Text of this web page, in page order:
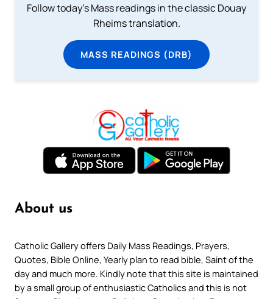
Follow today's Mass readings in the classic Douay
Rheims translation.
MASS READINGS (DRB)
About us
Catholic Gallery offers Daily Mass Readings, Prayers,
Quotes, Bible Online, Yearly plan to read bible, Saint of the
day and much more. Kindly note that this site is maintained
by a small group of enthusiastic Catholics and this is not